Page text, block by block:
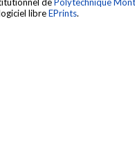
dePolytechnique
libreEPrints.